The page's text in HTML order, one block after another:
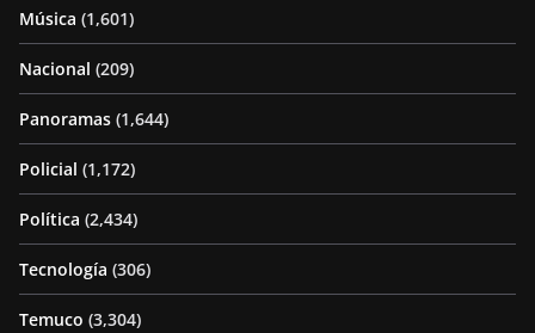
Música (1,601)
Nacional (209)
Panoramas (1,644)
Policial (1,172)
Política (2,434)
Tecnología (306)
Temuco (3,304)